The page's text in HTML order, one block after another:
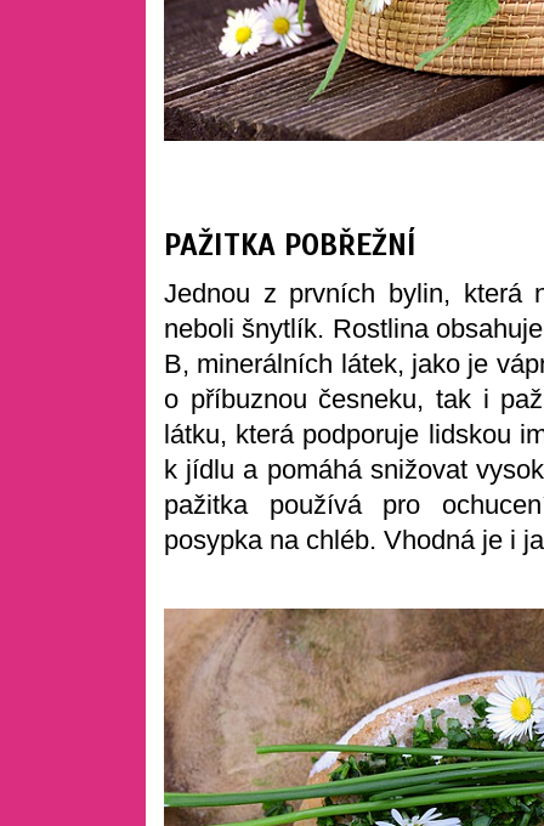
PAŽITKA POBŘEŽNÍ
Jednou z prvních bylin, která
neboli šnytlík. Rostlina
B, minerálních látek, jako je
o příbuznou česneku, tak i
látku, která podporuje lidskou
k jídlu a pomáhá snižovat
pažitka používá pro
posypka na chléb. Vhodná je i